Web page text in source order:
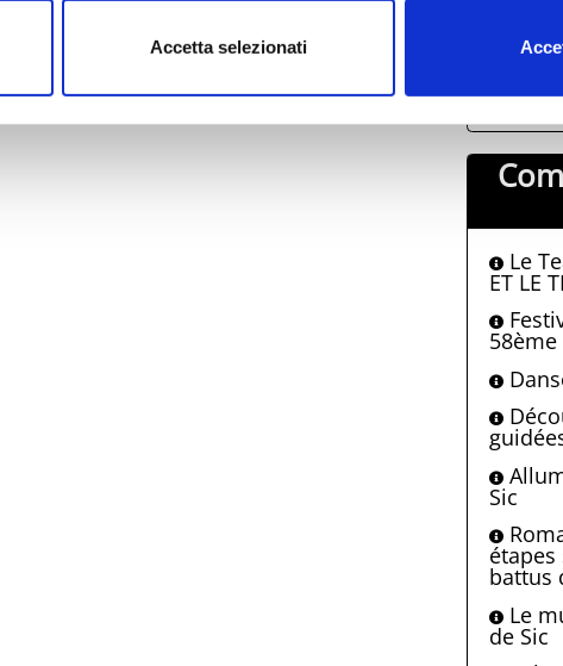
Accetta selezionati
Le
ET LE
Sic
battus
Le
de Sic